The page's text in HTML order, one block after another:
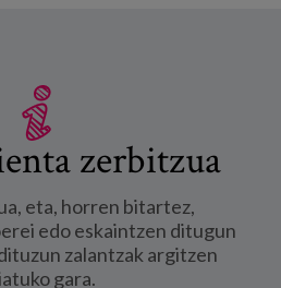
zerbitzua
eta, horren bitartez,
edo eskaintzen ditugun
zalantzak argitzen
gara.